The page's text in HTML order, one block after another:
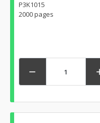
P3K1015
2000 pages
